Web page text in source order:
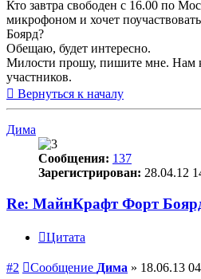
Кто завтра свободен с 16.00 по
микрофоном и хочет
Боярд?
Обещаю, будет интересно.
Милости прошу, пишите мне. Нам
участников.
Вернуться к началу
Дима
Сообщения: 137
Зарегистрирован: 28.04.12
Re: МайнКрафт Форт
Цитата
#2 Сообщение Дима » 18.06.13